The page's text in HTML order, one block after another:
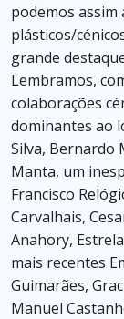
podemos
plásticos/
grande
Lembramos,
colaborações
dominantes ao
Silva, Bernardo
Manta, um
Francisco
Carvalhais,
Anahory,
mais recentes
Guimarães,
Manuel